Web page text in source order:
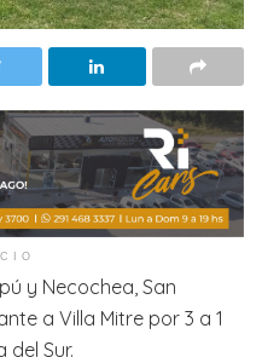
y Necochea, San
a Villa Mitre por 3 a 1
Sur.